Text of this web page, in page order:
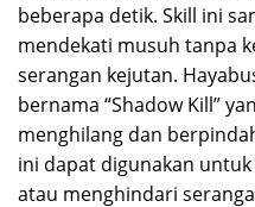
beberapa detik. Skill ini
mendekati musuh tanpa
serangan kejutan.
bernama “Shadow Kill”
menghilang dan
ini dapat digunakan
atau menghindari